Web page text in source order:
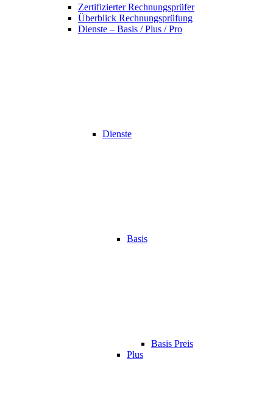
Zertifizierter Rechnungsprüfer
Überblick Rechnungsprüfung
Dienste – Basis / Plus / Pro
Dienste
Basis
Basis Preis
Plus